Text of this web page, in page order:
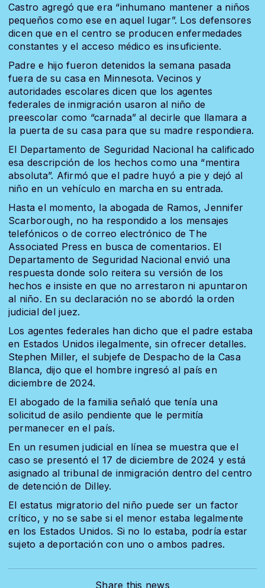
Castro agregó que era “inhumano mantener a niños
pequeños como ese en aquel lugar”. Los defensores
dicen que en el centro se producen enfermedades
constantes y el acceso médico es insuficiente.
Padre e hijo fueron detenidos la semana pasada
fuera de su casa en Minnesota. Vecinos y
autoridades escolares dicen que los agentes
federales de inmigración usaron al niño de
preescolar como “carnada” al decirle que llamara a
la puerta de su casa para que su madre respondiera.
El Departamento de Seguridad Nacional ha calificado
esa descripción de los hechos como una “mentira
absoluta”. Afirmó que el padre huyó a pie y dejó al
niño en un vehículo en marcha en su entrada.
Hasta el momento, la abogada de Ramos, Jennifer
Scarborough, no ha respondido a los mensajes
telefónicos o de correo electrónico de The
Associated Press en busca de comentarios. El
Departamento de Seguridad Nacional envió una
respuesta donde solo reitera su versión de los
hechos e insiste en que no arrestaron ni apuntaron
al niño. En su declaración no se abordó la orden
judicial del juez.
Los agentes federales han dicho que el padre estaba
en Estados Unidos ilegalmente, sin ofrecer detalles.
Stephen Miller, el subjefe de Despacho de la Casa
Blanca, dijo que el hombre ingresó al país en
diciembre de 2024.
El abogado de la familia señaló que tenía una
solicitud de asilo pendiente que le permitía
permanecer en el país.
En un resumen judicial en línea se muestra que el
caso se presentó el 17 de diciembre de 2024 y está
asignado al tribunal de inmigración dentro del centro
de detención de Dilley.
El estatus migratorio del niño puede ser un factor
crítico, y no se sabe si el menor estaba legalmente
en los Estados Unidos. Si no lo estaba, podría estar
sujeto a deportación con uno o ambos padres.
Share this news